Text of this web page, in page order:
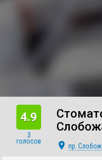
4.9
3
голосов place пр.